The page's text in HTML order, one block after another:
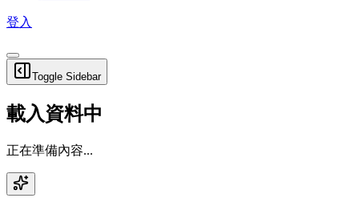
登入
Toggle Sidebar
載入資料中
正在準備內容...